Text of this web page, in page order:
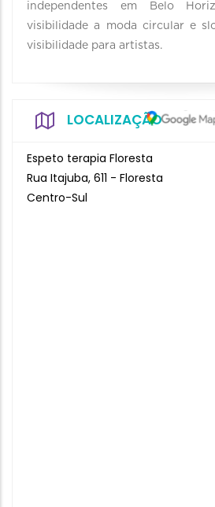
independentes em Belo
visibilidade a moda circular e
visibilidade para artistas.
LOCALIZAÇÃO
Espeto terapia Floresta
Rua Itajuba, 611 - Floresta
Centro-Sul